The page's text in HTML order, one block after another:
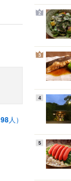
98人）
2
3
4
5